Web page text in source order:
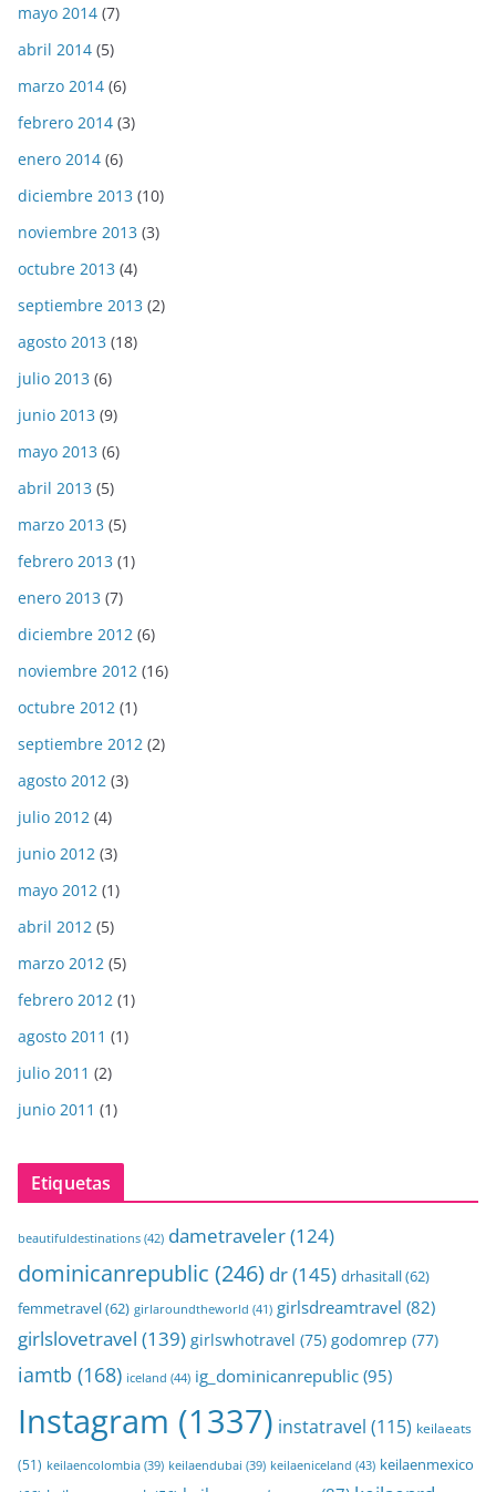
mayo 2014 (7)
abril 2014 (5)
marzo 2014 (6)
febrero 2014 (3)
enero 2014 (6)
diciembre 2013 (10)
noviembre 2013 (3)
octubre 2013 (4)
septiembre 2013 (2)
agosto 2013 (18)
julio 2013 (6)
junio 2013 (9)
mayo 2013 (6)
abril 2013 (5)
marzo 2013 (5)
febrero 2013 (1)
enero 2013 (7)
diciembre 2012 (6)
noviembre 2012 (16)
octubre 2012 (1)
septiembre 2012 (2)
agosto 2012 (3)
julio 2012 (4)
junio 2012 (3)
mayo 2012 (1)
abril 2012 (5)
marzo 2012 (5)
febrero 2012 (1)
agosto 2011 (1)
julio 2011 (2)
junio 2011 (1)
Etiquetas
beautifuldestinations (42) dametraveler(124)
dominicanrepublic (246) dr(145) drhasitall(62)
femmetravel(62) girlaroundtheworld (41) girlsdreamtravel (82)
girlslovetravel (139) girlswhotravel (75) godomrep (77)
iamtb (168) iceland (44) ig_dominicanrepublic (95)
Instagram (1337) instatravel (115) keilaeats
(51) keilaencolombia (39) keilaendubai (39) keilaeniceland (43) keilaenmexico